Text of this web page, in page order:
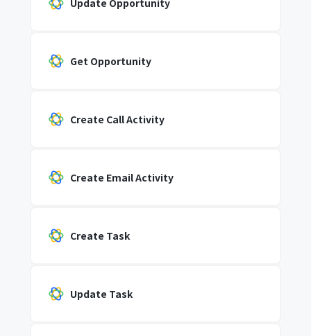
Update Opportunity
Get Opportunity
Create Call Activity
Create Email Activity
Create Task
Update Task